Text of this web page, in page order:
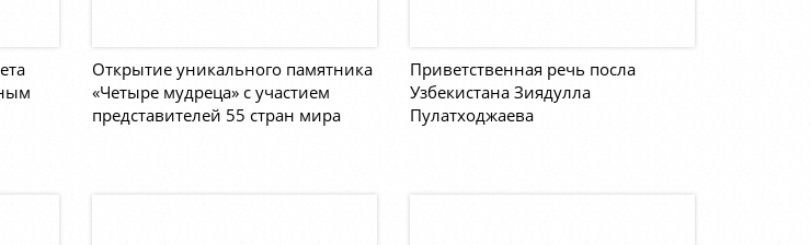
Открытие уникального памятника
«Четыре мудреца» с участием
представителей 55 стран мира
Приветственная речь посла
Узбекистана Зиядулла
Пулатходжаева